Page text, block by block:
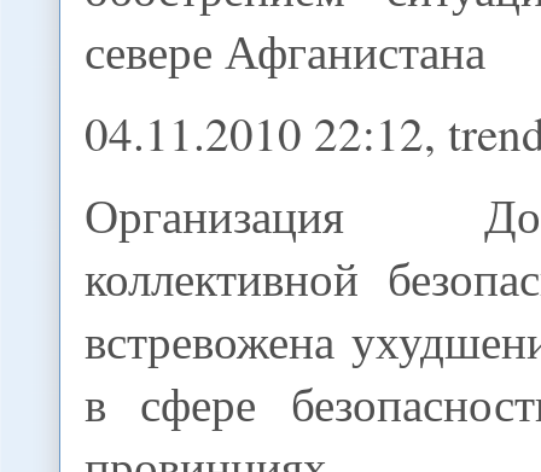
севере Афганистана
04.11.2010 22:12,
Организация
коллективной
встревожена
в сфере